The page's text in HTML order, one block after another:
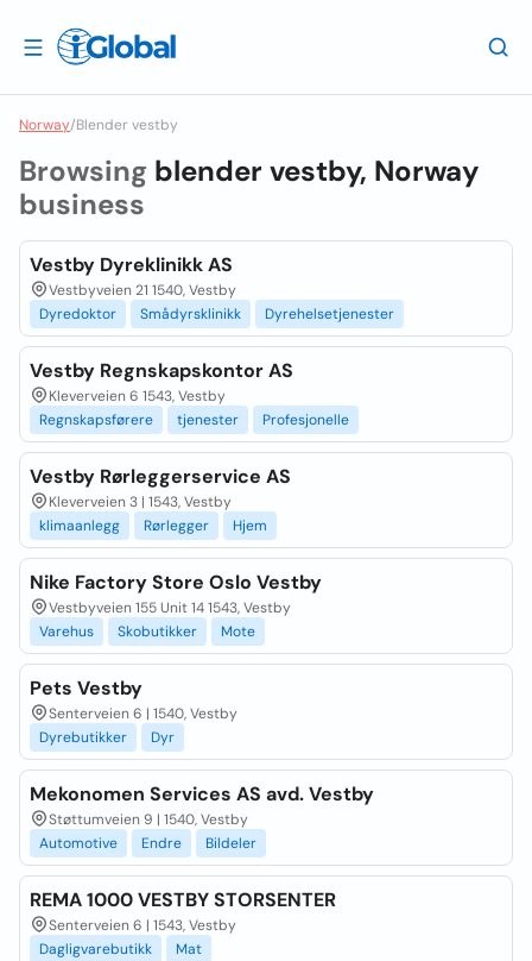
Norway/Blender vestby
Browsing blender vestby, Norway
business
Vestby Dyreklinikk AS
Vestbyveien 21 1540, Vestby
Dyredoktor
Smådyrsklinikk Dyrehelsetjenester
Vestby Regnskapskontor AS
Kleverveien 6 1543, Vestby
Regnskapsførere
tjenester Profesjonelle
Vestby Rørleggerservice AS
Kleverveien 3 | 1543, Vestby
klimaanlegg
Rørlegger Hjem
Nike Factory Store Oslo Vestby
Vestbyveien 155 Unit 14 1543, Vestby
Varehus
Skobutikker Mote
Pets Vestby
Senterveien 6 | 1540, Vestby
Dyrebutikker
Dyr
Mekonomen Services AS avd. Vestby
Støttumveien 9 | 1540, Vestby
Automotive
Endre Bildeler
REMA 1000 VESTBY STORSENTER
Senterveien 6 | 1543, Vestby
Dagligvarebutikk
Mat